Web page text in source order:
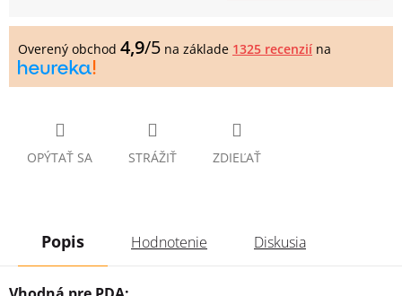
OPÝTAŤ SA STRÁŽIŤ ZDIEĽAŤ
cena:
Overený obchod 4,9/5 na základe 1325 recenzií na
Popis Hodnotenie Diskusia